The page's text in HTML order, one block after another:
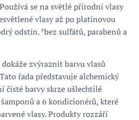
se na světlé přírodní vlasy
vlasy až po platinovou
odstín. *bez sulfátů, parabenů a
zvýraznit barvu vlasů
řada představuje alchemický
čisté barvy skrze ušlechtilé
a 6 kondicionérů, které
vlasy. Produkty rozzáří